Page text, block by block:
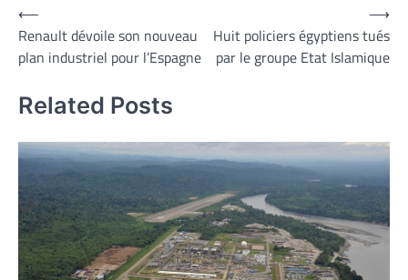
Navigation
de
l’article
⟵
Renault dévoile son nouveau
plan industriel pour l’Espagne
Huit policiers égyptiens tués
par le groupe Etat Islamique
⟶
Related Posts